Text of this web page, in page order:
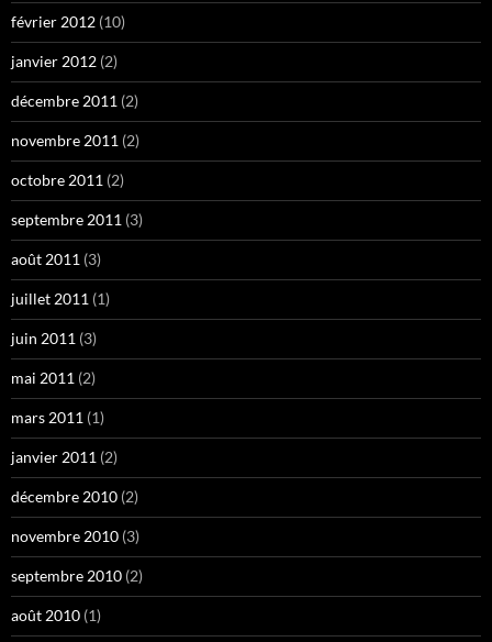
février 2012 (10)
janvier 2012 (2)
décembre 2011 (2)
novembre 2011 (2)
octobre 2011 (2)
septembre 2011 (3)
août 2011 (3)
juillet 2011 (1)
juin 2011 (3)
mai 2011 (2)
mars 2011 (1)
janvier 2011 (2)
décembre 2010 (2)
novembre 2010 (3)
septembre 2010 (2)
août 2010 (1)